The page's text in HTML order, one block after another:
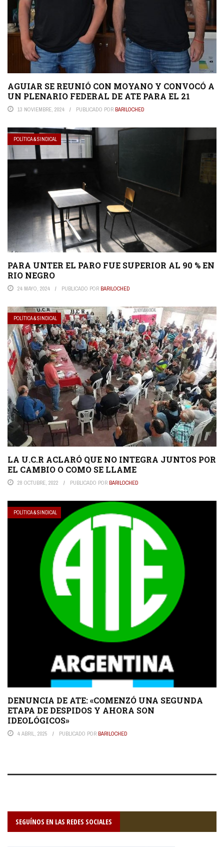
AGUIAR SE REUNIÓ CON MOYANO Y CONVOCÓ A
UN PLENARIO FEDERAL DE ATE PARA EL 21
13 NOVIEMBRE, 2024 PUBLICADO POR BARILOCHED
POLÍTICA & SINDICAL
PARA UNTER EL PARO FUE SUPERIOR AL 90 % EN
RIO NEGRO
24 MAYO, 2024 PUBLICADO POR BARILOCHED
POLÍTICA & SINDICAL
LA U.C.R ACLARÓ QUE NO INTEGRA JUNTOS POR
EL CAMBIO O COMO SE LLAME
28 OCTUBRE, 2022 PUBLICADO POR BARILOCHED
POLÍTICA & SINDICAL
DENUNCIA DE ATE: «COMENZÓ UNA SEGUNDA
ETAPA DE DESPIDOS Y AHORA SON
IDEOLÓGICOS»
4 ABRIL, 2025 PUBLICADO POR BARILOCHED
SEGUÍNOS EN LAS REDES SOCIALES